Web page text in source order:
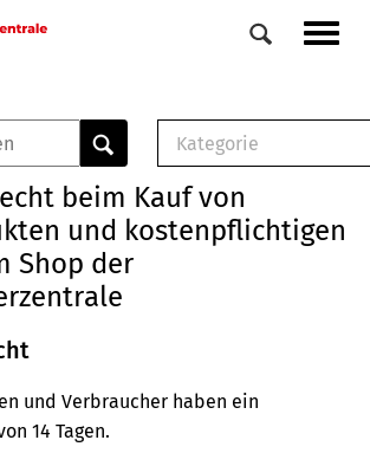
Veranstaltungen
0
Elemente
Kategorie
Musterbrief (RTF)
E-Broschüre
beim Kauf von
und kostenpflichtigen
Shop der
und Verbraucher haben ein
14 Tagen.